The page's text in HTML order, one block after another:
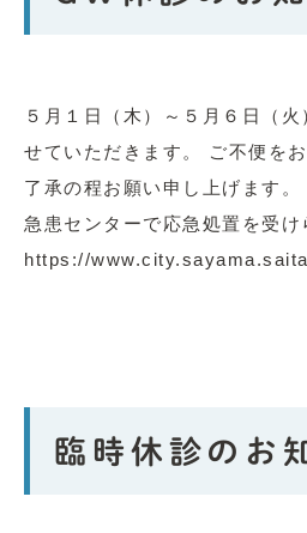
５月１日（木）～５月６日（
せていただきます。 ご不便を
了承の程お願い申し上げます
急患センターで応急処置を受け
https://
臨時休診のお